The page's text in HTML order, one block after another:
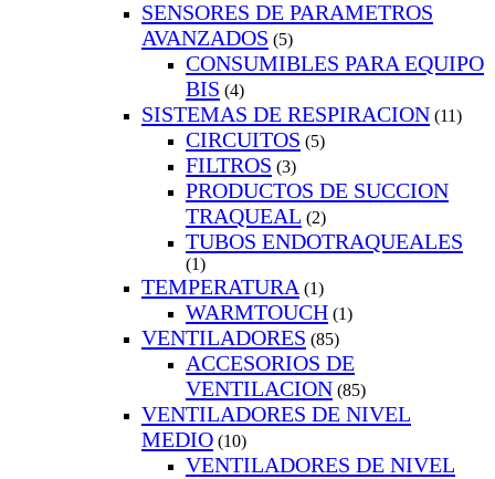
SENSORES DE PARAMETROS
AVANZADOS (5)
CONSUMIBLES PARA EQUIPO
BIS (4)
SISTEMAS DE RESPIRACION (11)
CIRCUITOS (5)
FILTROS (3)
PRODUCTOS DE SUCCION
TRAQUEAL (2)
TUBOS ENDOTRAQUEALES
(1)
TEMPERATURA (1)
WARMTOUCH (1)
VENTILADORES (85)
ACCESORIOS DE
VENTILACION (85)
VENTILADORES DE NIVEL
MEDIO (10)
VENTILADORES DE NIVEL